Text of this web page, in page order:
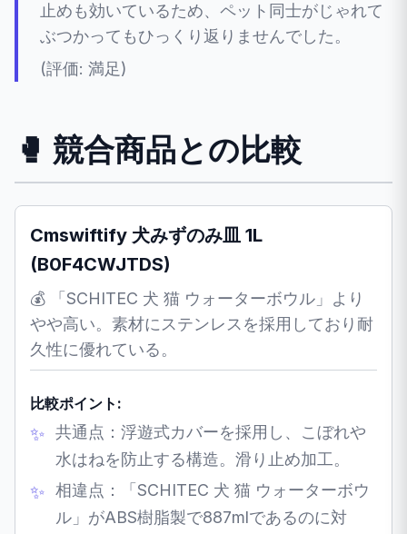
止めも効いているため、ペット同士がじゃれて
ぶつかってもひっくり返りませんでした。
(評価: 満足)
🥊 競合商品との比較
Cmswiftify 犬みずのみ皿 1L
(B0F4CWJTDS)
💰 「SCHITEC 犬 猫 ウォーターボウル」より
やや高い。素材にステンレスを採用しており耐
久性に優れている。
比較ポイント:
共通点：浮遊式カバーを採用し、こぼれや
水はねを防止する構造。滑り止め加工。
相違点：「SCHITEC 犬 猫 ウォーターボウ
ル」がABS樹脂製で887mlであるのに対